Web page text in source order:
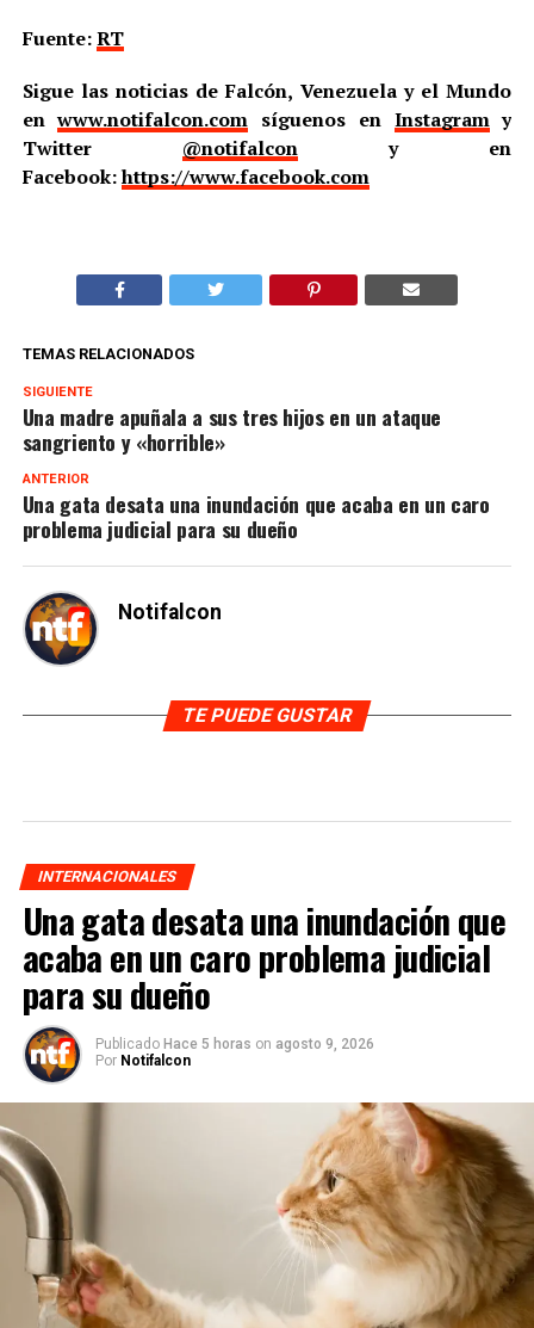
Fuente:RT
Sigue las noticias de Falcón, Venezuela y el Mundo
enwww.notifalcon.com síguenos en Instagramy
Twitter @notifalcony en
Facebook:https://www.facebook.com
TEMAS RELACIONADOS
SIGUIENTE
Una madre apuñala a sus tres hijos en un ataque
sangriento y «horrible»
ANTERIOR
Una gata desata una inundación que acaba en un caro
problema judicial para su dueño
Notifalcon
TE PUEDE GUSTAR
INTERNACIONALES
Una gata desata una inundación que
acaba en un caro problema judicial
para su dueño
Publicado Hace 5 horas on agosto 9, 2026
Por Notifalcon